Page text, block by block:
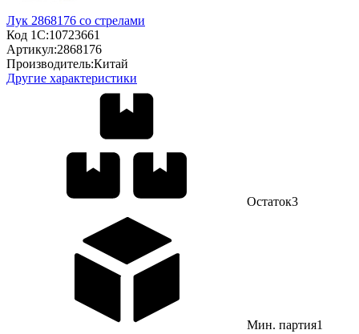
Лук 2868176 со стрелами
Код 1С:10723661
Артикул:2868176
Производитель:Китай
Другие характеристики
Остаток3
Мин. партия1